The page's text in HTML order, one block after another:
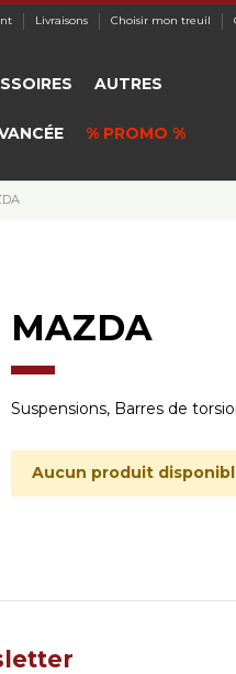
Livraisons Choisir mon treuil
AUTRES
% PROMO %
MAZDA
Suspensions, Barres de
Aucun produit